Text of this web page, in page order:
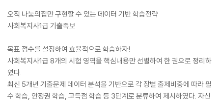
오직 나눔의집만 구현할 수 있는 데이터 기반 학습전략
사회복지사1급 기출족보
목표 점수를 설정하여 효율적으로 학습하자!
사회복지사1급 8개의 시험 영역을 핵심내용만 선별하여 한 권으로 정리하
였다.
최신 5개년 기출문제 데이터 분석을 기반으로 각 장별 출제비중에 따라 필
수 학습, 안정권 학습, 고득점 학습 등 3단계로 분류하여 제시하였다. 자신